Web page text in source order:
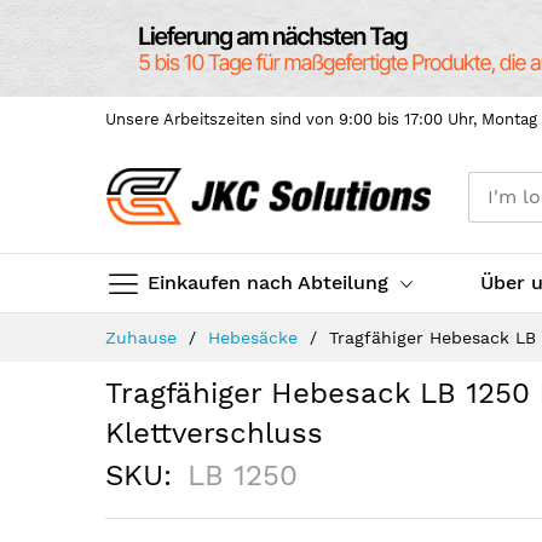
Unsere Arbeitszeiten sind von 9:00 bis 17:00 Uhr, Montag
Einkaufen nach Abteilung Über
Zuhause Hebesäcke Tragfähiger Hebesack
Tragfähiger Hebesack LB
Klettverschluss
SKU
LB 1250